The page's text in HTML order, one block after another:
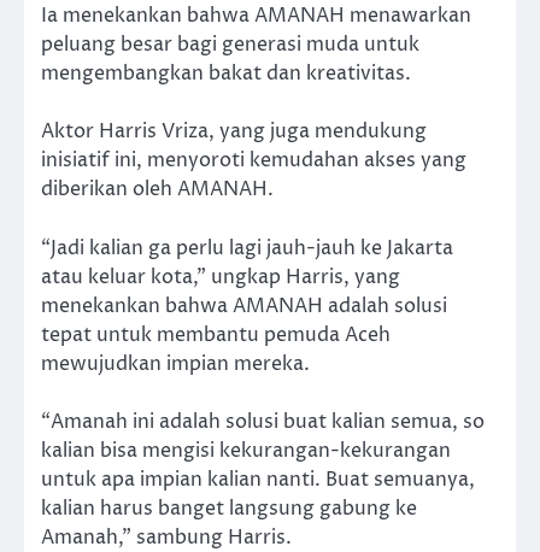
Ia menekankan bahwa AMANAH menawarkan
peluang besar bagi generasi muda untuk
mengembangkan bakat dan kreativitas.
Aktor Harris Vriza, yang juga mendukung
inisiatif ini, menyoroti kemudahan akses yang
diberikan oleh AMANAH.
“Jadi kalian ga perlu lagi jauh-jauh ke Jakarta
atau keluar kota,” ungkap Harris, yang
menekankan bahwa AMANAH adalah solusi
tepat untuk membantu pemuda Aceh
mewujudkan impian mereka.
“Amanah ini adalah solusi buat kalian semua, so
kalian bisa mengisi kekurangan-kekurangan
untuk apa impian kalian nanti. Buat semuanya,
kalian harus banget langsung gabung ke
Amanah,” sambung Harris.